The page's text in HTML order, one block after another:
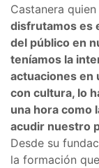
Castanera
disfrutamos es
del público en
teníamos la
actuaciones en
con cultura, lo
una hora como
acudir nuestro
Desde su
la formación